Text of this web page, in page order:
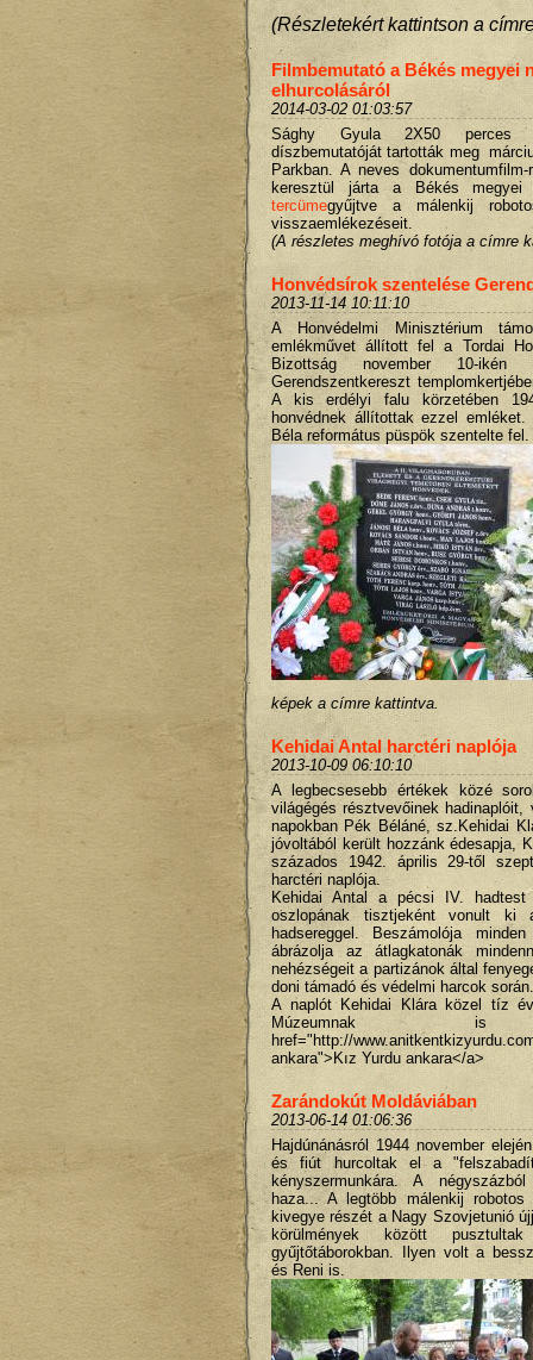
(Részletekért kattintson a
Filmbemutató a Békés megyei
elhurcolásáról
2014-03-02 01:03:57
Sághy Gyula 2X50 perces
díszbemutatóját tartották meg
Parkban. A neves
keresztül járta a Békés
tercümegyűjtve a málenkij
visszaemlékezéseit.
(A részletes meghívó fotója a címre
Honvédsírok szentelése
2013-11-14 10:11:10
A Honvédelmi Minisztérium
emlékművet állított fel a Tordai
Bizottság november 10-
Gerendszentkereszt
A kis erdélyi falu körzetében
honvédnek állítottak ezzel
Béla református püspök szentelte fel.
képek a címre kattintva.
Kehidai Antal harctéri naplója
2013-10-09 06:10:10
A legbecsesebb értékek közé
világégés résztvevőinek hadinaplóit,
napokban Pék Béláné, sz.Kehidai
jóvoltából került hozzánk édesapja,
százados 1942. április 29-től
harctéri naplója.
Kehidai Antal a pécsi IV. hadtest
oszlopának tisztjeként vonult
hadsereggel. Beszámolója
ábrázolja az átlagkatonák
nehézségeit a partizánok által
doni támadó és védelmi harcok során.
A naplót Kehidai Klára közel tíz
Múzeumnak is
href="http://
ankara">Kız Yurdu ankara</a>
Zarándokút Moldáviában
2013-06-14 01:06:36
Hajdúnánásról 1944 november
és fiút hurcoltak el a
kényszermunkára. A
haza... A legtöbb málenkij
kivegye részét a Nagy Szovjetunió
körülmények között
gyűjtőtáborokban. Ilyen volt a
és Reni is.